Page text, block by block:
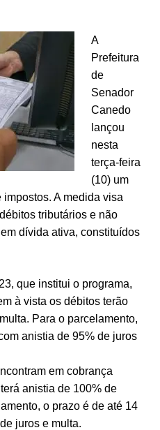
A
Prefeitura
de
Senador
Canedo
lançou
nesta
terça-feira
(10) um
A medida visa
tributários e não
dívida ativa, constituídos
que institui o programa,
à vista os débitos terão
Para o parcelamento,
anistia de 95% de juros
em cobrança
anistia de 100% de
o prazo é de até 14
juros e multa.